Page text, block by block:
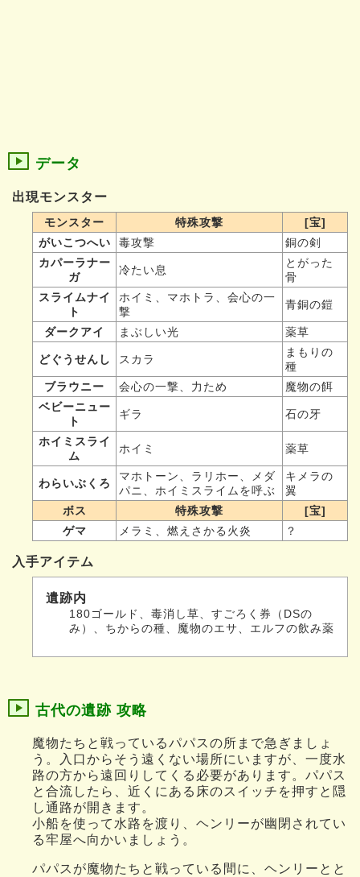
データ
出現モンスター
モンスター 特殊攻撃
[宝]
がいこつへい
毒攻撃
銅の剣
カパーラナー
ガ
冷たい息
とがった
骨
スライムナイ
ト
ホイミ、マホトラ、会心の一
撃
青銅の鎧
ダークアイ まぶしい光 薬草
どぐうせんし スカラ
まもりの
種
ブラウニー
会心の一撃、力ため
魔物の餌
ベビーニュー
ト
ギラ 石の牙
ホイミスライ
ム
ホイミ 薬草
わらいぶくろ
マホトーン、ラリホー、メダ
パニ、ホイミスライムを呼ぶ
キメラの
翼
ボス
特殊攻撃
[宝]
ゲマ
メラミ、燃えさかる火炎 ？
入手アイテム
遺跡内
180ゴールド、毒消し草、すごろく券（DSの
み）、ちからの種、魔物のエサ、エルフの飲み薬
古代の遺跡 攻略
魔物たちと戦っているパパスの所まで急ぎましょ
う。入口からそう遠くない場所にいますが、一度水
路の方から遠回りしてくる必要があります。パパス
と合流したら、近くにある床のスイッチを押すと隠
し通路が開きます。
小船を使って水路を渡り、ヘンリーが幽閉されてい
る牢屋へ向かいましょう。
パパスが魔物たちと戦っている間に、ヘンリーとと